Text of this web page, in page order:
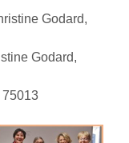
Godard,
Godard,
75013